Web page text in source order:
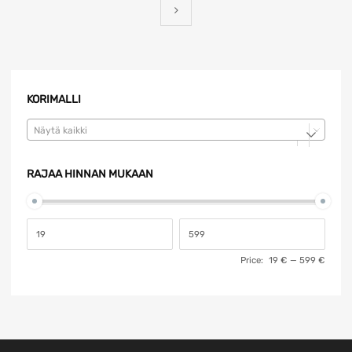
KORIMALLI
Näytä kaikki
RAJAA HINNAN MUKAAN
Price: 19 € — 599 €